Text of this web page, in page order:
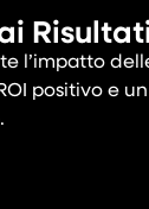
l’impatto
positivo e un